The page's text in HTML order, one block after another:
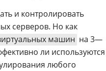
и контролировать
серверов. Но как
машин на 3—
ли используются
любого